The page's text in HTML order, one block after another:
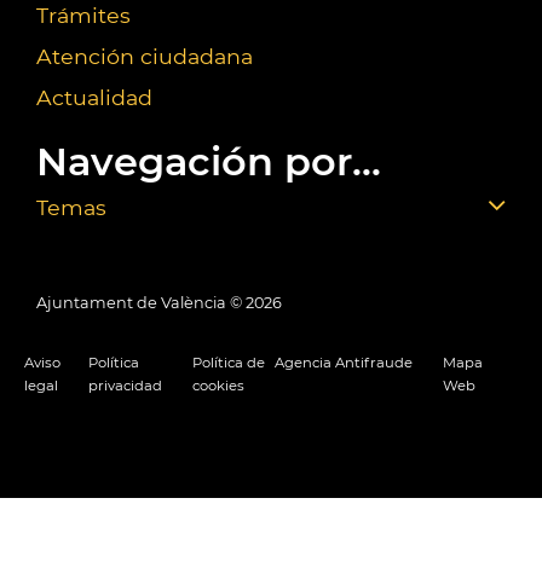
Trámites
Atención ciudadana
Actualidad
Navegación por...
Temas
Ajuntament de València © 2026
Aviso
legal
Política
privacidad
Política de
cookies
Agencia Antifraude
Mapa
Web